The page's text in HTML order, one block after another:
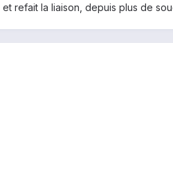
refait la liaison, depuis plus de